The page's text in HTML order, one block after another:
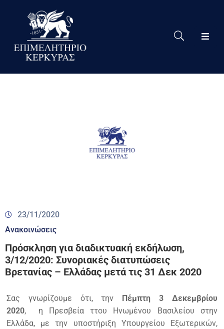
Το
Eπιμελητήριο
23/11/2020
Ανακοινώσεις
Πρόσκληση για διαδικτυακή εκδήλωση,
3/12/2020: Συνοριακές διατυπώσεις
Βρετανίας – Ελλάδας μετά τις 31 Δεκ 2020
Σας γνωρίζουμε ότι, την Πέμπτη 3 Δεκεμβρίου
2020, η Πρεσβεία ττου Ηνωμένου Βασιλείου στην
Ελλάδα, με την υποστήριξη Υπουργείου Εξωτερικών,